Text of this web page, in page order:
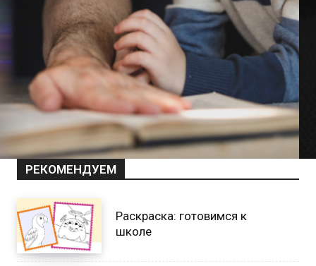
РЕКОМЕНДУЕМ
Раскраска: готовимся к
школе